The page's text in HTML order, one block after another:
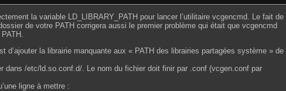
la variable LD_LIBRARY_PATH pour lancer l’utilitaire vcgencmd. Le fait de
de votre PATH corrigera aussi le premier problème qui était que vcgencmd
d’ajouter la librairie manquante aux « PATH des librairies partagées système » de
dans /etc/ld.so.conf.d/. Le nom du fichier doit finir par .conf (vcgen.conf par
ligne à mettre :